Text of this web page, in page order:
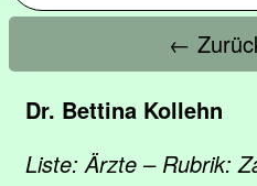
←
Dr. Bettina Kollehn
Liste: Ärzte – Rubrik: